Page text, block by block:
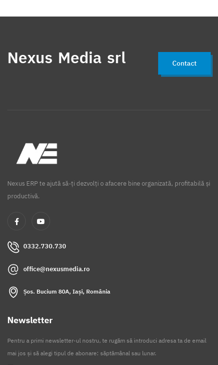
Nexus Media srl Contact
Nexus ERP te ajută să-ți dezvolți o afacere bine organizată, profitabilă și
productivă.
0332.730.730
office@nexusmedia.ro
Șos. Bucium 80A, Iași, România
Newsletter
Pentru a primi newsletter-ul nostru, te rugăm să introduci adresa ta de email
mai jos și să alegi tipul de abonare: săptămânal sau lunar.